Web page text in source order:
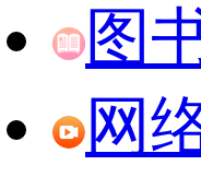
图
网